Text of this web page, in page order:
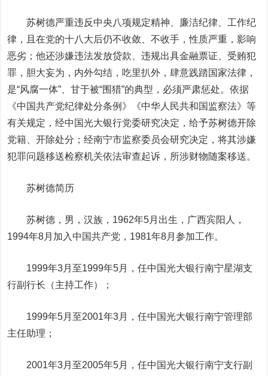
苏树德严重违反中央八项规定精神、廉洁纪律、工作纪
律，且在党的十八大后仍不收敛、不收手，性质严重，影响
恶劣；他还涉嫌违法发放贷款、违规出具金融票证、受贿犯
罪，胆大妄为，内外勾结，吃里扒外，肆意践踏国家法律，
是“风腐一体”、甘于被“围猎”的典型，必须严肃惩处。依据
《中国共产党纪律处分条例》《中华人民共和国监察法》等
有关规定，经中国光大银行党委研究决定，给予苏树德开除
党籍、开除处分；经南宁市监察委员会研究决定，将其涉嫌
犯罪问题移送检察机关依法审查起诉，所涉财物随案移送。
苏树德简历
苏树德，男，汉族，1962年5月出生，广西宾阳人，
1994年8月加入中国共产党，1981年8月参加工作。
1999年3月至1999年5月，任中国光大银行南宁星湖支
行副行长（主持工作）；
1999年5月至2001年3月，任中国光大银行南宁管理部
主任助理；
2001年3月至2005年5月，任中国光大银行南宁支行副